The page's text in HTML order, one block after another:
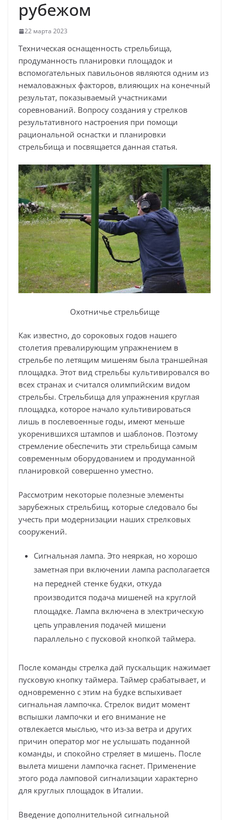
рубежом
22 марта 2023
Техническая оснащенность стрельбища,
продуманность планировки площадок и
вспомогательных павильонов являются одним из
немаловажных факторов, влияющих на конечный
результат, показываемый участниками
соревнований. Вопросу создания у стрелков
результативного настроения при помощи
рациональной оснастки и планировки
стрельбища и посвящается данная статья.
Охотничье стрельбище
Как известно, до сороковых годов нашего
столетия превалирующим упражнением в
стрельбе по летящим мишеням была траншейная
площадка. Этот вид стрельбы культивировался во
всех странах и считался олимпийским видом
стрельбы. Стрельбища для упражнения круглая
площадка, которое начало культивироваться
лишь в послевоенные годы, имеют меньше
укоренившихся штампов и шаблонов. Поэтому
стремление обеспечить эти стрельбища самым
современным оборудованием и продуманной
планировкой совершенно уместно.
Рассмотрим некоторые полезные элементы
зарубежных стрельбищ, которые следовало бы
учесть при модернизации наших стрелковых
сооружений.
Сигнальная лампа. Это неяркая, но хорошо
заметная при включении лампа располагается
на передней стенке будки, откуда
производится подача мишеней на круглой
площадке. Лампа включена в электрическую
цепь управления подачей мишени
параллельно с пусковой кнопкой таймера.
После команды стрелка дай пускальщик нажимает
пусковую кнопку таймера. Таймер срабатывает, и
одновременно с этим на будке вспыхивает
сигнальная лампочка. Стрелок видит момент
вспышки лампочки и его внимание не
отвлекается мыслью, что из-за ветра и других
причин оператор мог не услышать поданной
команды, и спокойно стреляет в мишень. После
вылета мишени лампочка гаснет. Применение
этого рода ламповой сигнализации характерно
для круглых площадок в Италии.
Введение дополнительной сигнальной